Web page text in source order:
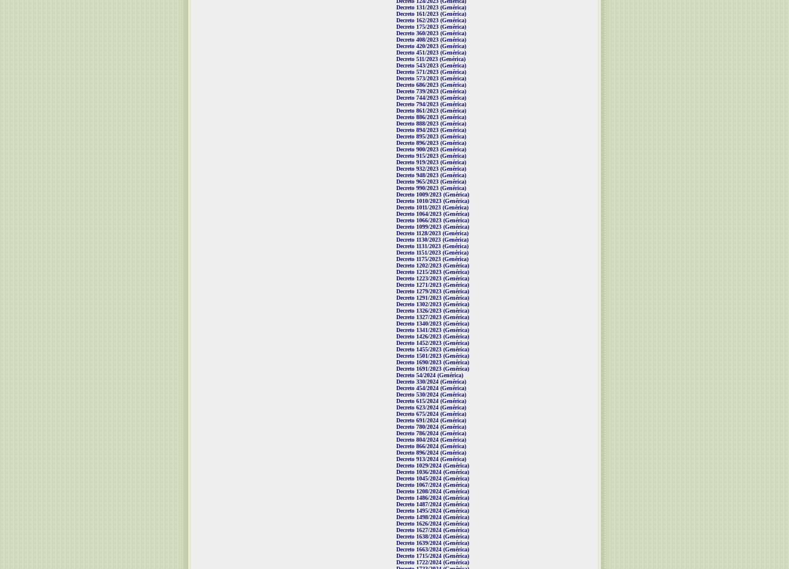
Decreto 131/2023 (Genérica)
Decreto 161/2023 (Genérica)
Decreto 162/2023 (Genérica)
Decreto 175/2023 (Genérica)
Decreto 360/2023 (Genérica)
Decreto 408/2023 (Genérica)
Decreto 420/2023 (Genérica)
Decreto 451/2023 (Genérica)
Decreto 511/2023 (Genérica)
Decreto 543/2023 (Genérica)
Decreto 571/2023 (Genérica)
Decreto 573/2023 (Genérica)
Decreto 686/2023 (Genérica)
Decreto 739/2023 (Genérica)
Decreto 744/2023 (Genérica)
Decreto 794/2023 (Genérica)
Decreto 861/2023 (Genérica)
Decreto 886/2023 (Genérica)
Decreto 888/2023 (Genérica)
Decreto 894/2023 (Genérica)
Decreto 895/2023 (Genérica)
Decreto 896/2023 (Genérica)
Decreto 900/2023 (Genérica)
Decreto 915/2023 (Genérica)
Decreto 919/2023 (Genérica)
Decreto 932/2023 (Genérica)
Decreto 948/2023 (Genérica)
Decreto 965/2023 (Genérica)
Decreto 990/2023 (Genérica)
Decreto 1009/2023 (Genérica)
Decreto 1010/2023 (Genérica)
Decreto 1011/2023 (Genérica)
Decreto 1064/2023 (Genérica)
Decreto 1066/2023 (Genérica)
Decreto 1099/2023 (Genérica)
Decreto 1128/2023 (Genérica)
Decreto 1130/2023 (Genérica)
Decreto 1131/2023 (Genérica)
Decreto 1151/2023 (Genérica)
Decreto 1175/2023 (Genérica)
Decreto 1202/2023 (Genérica)
Decreto 1215/2023 (Genérica)
Decreto 1223/2023 (Genérica)
Decreto 1271/2023 (Genérica)
Decreto 1279/2023 (Genérica)
Decreto 1291/2023 (Genérica)
Decreto 1302/2023 (Genérica)
Decreto 1326/2023 (Genérica)
Decreto 1327/2023 (Genérica)
Decreto 1340/2023 (Genérica)
Decreto 1341/2023 (Genérica)
Decreto 1426/2023 (Genérica)
Decreto 1452/2023 (Genérica)
Decreto 1455/2023 (Genérica)
Decreto 1501/2023 (Genérica)
Decreto 1690/2023 (Genérica)
Decreto 1691/2023 (Genérica)
Decreto 54/2024 (Genérica)
Decreto 330/2024 (Genérica)
Decreto 454/2024 (Genérica)
Decreto 530/2024 (Genérica)
Decreto 615/2024 (Genérica)
Decreto 623/2024 (Genérica)
Decreto 675/2024 (Genérica)
Decreto 691/2024 (Genérica)
Decreto 780/2024 (Genérica)
Decreto 786/2024 (Genérica)
Decreto 804/2024 (Genérica)
Decreto 866/2024 (Genérica)
Decreto 896/2024 (Genérica)
Decreto 913/2024 (Genérica)
Decreto 1029/2024 (Genérica)
Decreto 1036/2024 (Genérica)
Decreto 1045/2024 (Genérica)
Decreto 1067/2024 (Genérica)
Decreto 1208/2024 (Genérica)
Decreto 1486/2024 (Genérica)
Decreto 1487/2024 (Genérica)
Decreto 1495/2024 (Genérica)
Decreto 1498/2024 (Genérica)
Decreto 1626/2024 (Genérica)
Decreto 1627/2024 (Genérica)
Decreto 1638/2024 (Genérica)
Decreto 1639/2024 (Genérica)
Decreto 1663/2024 (Genérica)
Decreto 1715/2024 (Genérica)
Decreto 1722/2024 (Genérica)